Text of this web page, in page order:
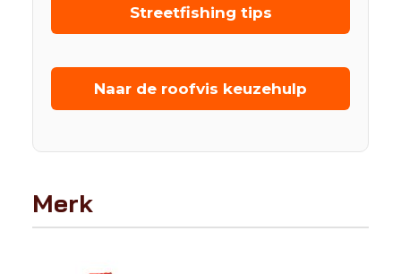
Streetfishing tips
Naar de roofvis keuzehulp
Merk